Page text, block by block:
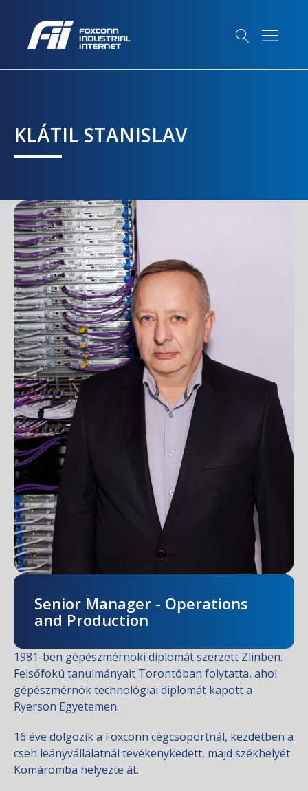
KLÁTIL STANISLAV
Senior Manager - Operations
and Production
1981-ben gépészmérnöki diplomát szerzett Zlinben.
Felsőfokú tanulmányait Torontóban folytatta, ahol
gépészmérnök technológiai diplomát kapott a
Ryerson Egyetemen.
16 éve dolgozik a Foxconn cégcsoportnál, kezdetben a
cseh leányvállalatnál tevékenykedett, majd székhelyét
Komáromba helyezte át.